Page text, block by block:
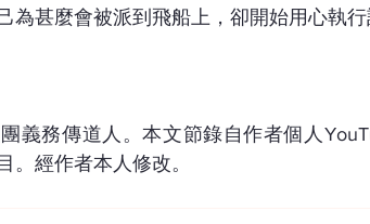
為甚麼會被派到飛船上，卻開始用心執行
義務傳道人。本文節錄自作者個人
。經作者本人修改。